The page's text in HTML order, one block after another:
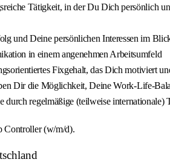
Tätigkeit, in der Du Dich persönlich
und Deine persönlichen Interessen im
in einem angenehmen Arbeitsumfeld
Fixgehalt, das Dich motiviert
Dir die Möglichkeit, Deine Work-Life-
regelmäßige (teilweise internationale)
Controller (w/m/d).